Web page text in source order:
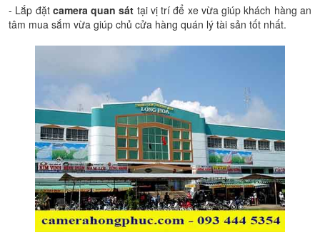
- Lắp đặt camera quan sát tại vị trí để xe vừa giúp khách hàng an
tâm mua sắm vừa giúp chủ cửa hàng quán lý tài sản tốt nhất.